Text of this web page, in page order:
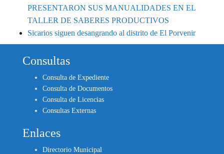
PRESENTARON SUS MANUALIDADES EN EL
TALLER DE SABERES PRODUCTIVOS
Sicarios siguen desangrando al distrito de El Porvenir
Consultas
Consulta de Expediente
Consulta de Documentos
Consulta de Licencias
Consultas Externas
Enlaces
Directorio Municipal